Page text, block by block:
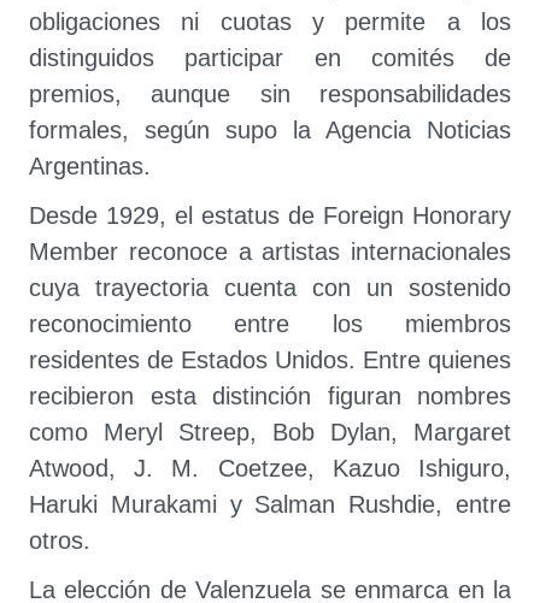
obligaciones ni cuotas y permite a los
distinguidos participar en comités de
premios, aunque sin responsabilidades
formales, según supo la Agencia Noticias
Argentinas.
Desde 1929, el estatus de Foreign Honorary
Member reconoce a artistas internacionales
cuya trayectoria cuenta con un sostenido
reconocimiento entre los miembros
residentes de Estados Unidos. Entre quienes
recibieron esta distinción figuran nombres
como Meryl Streep, Bob Dylan, Margaret
Atwood, J. M. Coetzee, Kazuo Ishiguro,
Haruki Murakami y Salman Rushdie, entre
otros.
La elección de Valenzuela se enmarca en la